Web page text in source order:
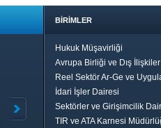
BİRİMLER
Hukuk Müşavirliği
Avrupa Birliği ve Dış
Reel Sektör Ar-Ge ve
İdari İşler Dairesi
Sektörler ve Girişimcilik
TIR ve ATA Karnesi